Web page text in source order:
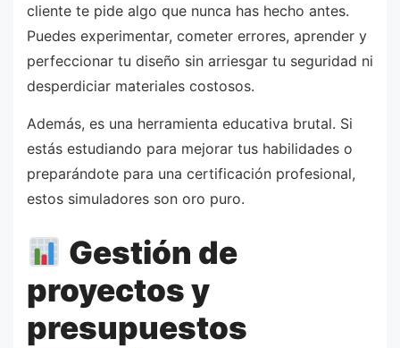
cliente te pide algo que nunca has hecho antes.
Puedes experimentar, cometer errores, aprender y
perfeccionar tu diseño sin arriesgar tu seguridad ni
desperdiciar materiales costosos.
Además, es una herramienta educativa brutal. Si
estás estudiando para mejorar tus habilidades o
preparándote para una certificación profesional,
estos simuladores son oro puro.
Gestión de
proyectos y
presupuestos